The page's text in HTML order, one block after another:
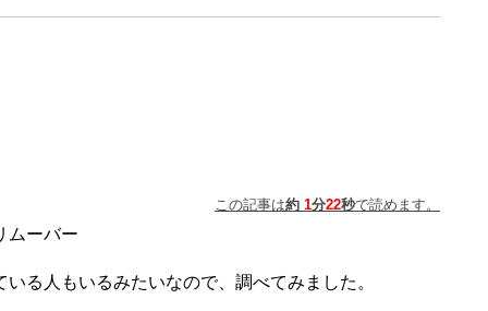
この記事は約 1分22秒で読めます。
ムーバー
る人もいるみたいなので、調べてみました。